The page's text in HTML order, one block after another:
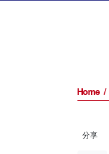
Home
分享